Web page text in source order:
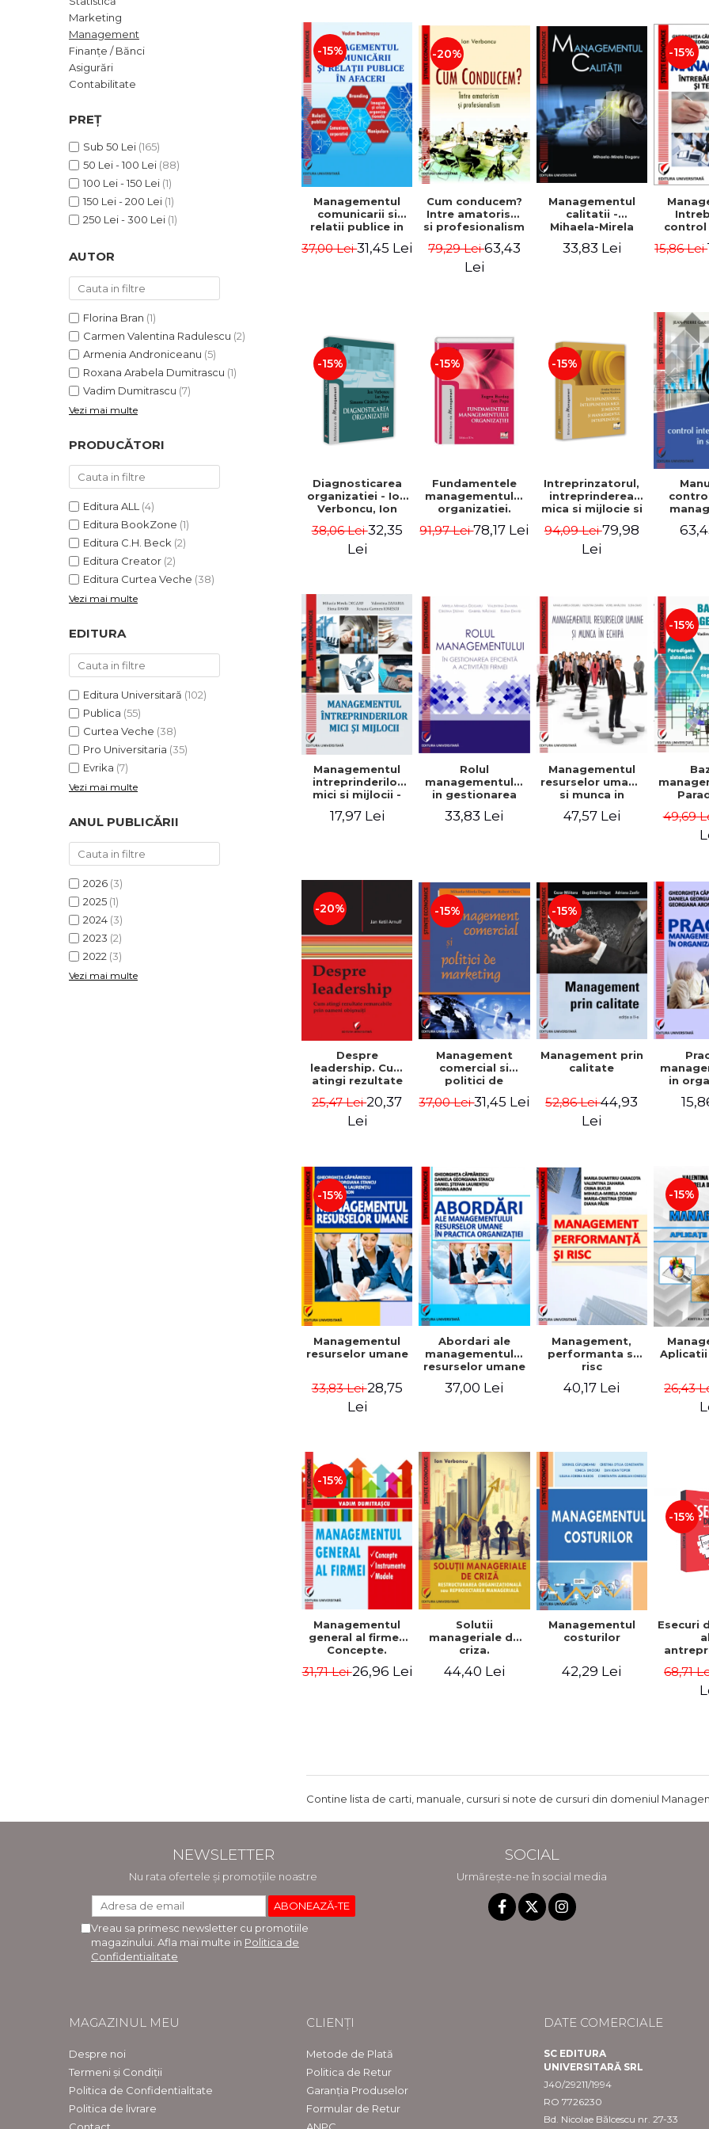
ADMINISTRATIVE
ȘTIINȚE ECONOMICE
ȘTIINȚE EXACTE
EDUCAȚIE FIZICĂ ȘI SPORT
PREUNIVERSITARIA
PACHETE DE STUDIU
PROMOȚIILE LUNII
Cum Cumpăr
Politica de Retur
Formular de Retur
Marketing
Management
Finanțe / Bănci
Asigurări
Contabilitate
PREȚ
Sub 50 Lei (165)
50 Lei - 100 Lei (88)
100 Lei - 150 Lei (1)
150 Lei - 200 Lei (1)
250 Lei - 300 Lei (1)
AUTOR
Florina Bran (1)
Carmen Valentina Radulescu (2)
Armenia Androniceanu (5)
Roxana Arabela Dumitrascu (1)
Vadim Dumitrascu (7)
Vezi mai multe
PRODUCĂTORI
Editura ALL (4)
Editura BookZone (1)
Editura C.H. Beck (2)
Editura Creator (2)
Editura Curtea Veche (38)
Vezi mai multe
EDITURA
Editura Universitară (102)
Publica (55)
Curtea Veche (38)
Pro Universitaria (35)
Evrika (7)
Vezi mai multe
ANUL PUBLICĂRII
2026 (3)
2025 (1)
2024 (3)
2023 (2)
2022 (3)
Vezi mai multe
-15%
Managementul
comunicarii si
relatii publice in
Dumitrascu
37,00 Lei31,45 Lei
-20%
Cum conducem?
Intre amatorism
si profesionalism
79,29 Lei63,43
Lei
Managementul
calitatii -
Mihaela-Mirela
33,83 Lei
-15%
15,86 Lei
-15%
Diagnosticarea
organizatiei - Ion
Verboncu, Ion
Catalina Stefan
38,06 Lei32,35
Lei
-15%
Fundamentele
managementului
organizatiei.
Eugen Burdus,
91,97 Lei78,17 Lei
-15%
Intreprinzatorul,
intreprinderea
mica si mijlocie si
intreprenorial -
Ovidiu Nicolescu,
94,09 Lei79,98
Lei
Managementul
intreprinderilor
mici si mijlocii -
Elena David,
Mihaela-Mirela
17,97 Lei
Rolul
managementului
in gestionarea
eficienta a
activitatii firmei -
Dogaru,
Valentina Zaharia
33,83 Lei
Managementul
resurselor umane
si munca in
47,57 Lei
-15%
49,69
-20%
Despre
leadership. Cum
atingi rezultate
oameni obisnuiti
25,47 Lei20,37
Lei
-15%
Management
comercial si
politici de
37,00 Lei31,45 Lei
-15%
Management prin
calitate
52,86 Lei44,93
Lei
in
-15%
Managementul
resurselor umane
33,83 Lei28,75
Lei
Abordari ale
managementului
resurselor umane
organizatiei
37,00 Lei
Management,
performanta si
risc
40,17 Lei
-15%
26,43
-15%
Managementul
general al firmei.
Concepte.
Modele
31,71 Lei26,96 Lei
Solutii
manageriale de
criza.
organizationala
44,40 Lei
Managementul
costurilor
42,29 Lei
-15%
Esecuri
esec
68,71
Contine lista de carti, manuale, cursuri si note de cursuri din domeniul
NEWSLETTER
Nu rata ofertele și promoțiile noastre
Vreau sa primesc newsletter cu promotiile
magazinului. Afla mai multe in Politica de
Confidentialitate
SOCIAL
Urmărește-ne în social media
MAGAZINUL MEU
Despre noi
Termeni și Condiții
Politica de Confidentialitate
Politica de livrare
Contact
CLIENȚI
Metode de Plată
Politica de Retur
Garanția Produselor
Formular de Retur
ANPC
DATE COMERCIALE
SC EDITURA
UNIVERSITARĂ SRL
J40/29211/1994
RO 7726230
Bd. Nicolae Bălcescu nr. 27-33